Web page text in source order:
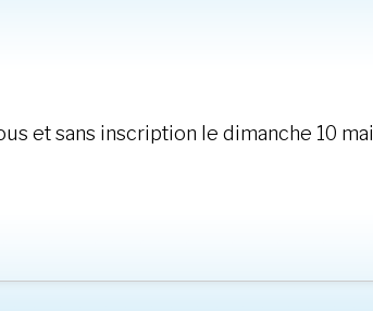
et sans inscription le dimanche 10 mai